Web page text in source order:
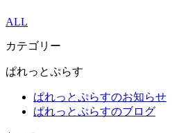
ALL
カテゴリー
ぱれっとぷらす
ぱれっとぷらすのお知らせ
ぱれっとぷらすのブログ